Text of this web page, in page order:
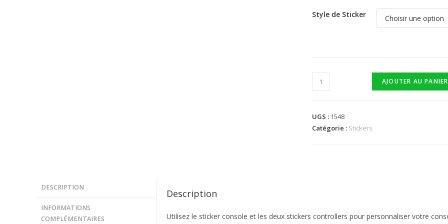
Style de Sticker
AJOUTER AU PANIER
UGS : 1548
Catégorie : Stickers
DESCRIPTION
INFORMATIONS
COMPLÉMENTAIRES
Description
Utilisez le sticker console et les deux stickers controllers pour personnaliser votre